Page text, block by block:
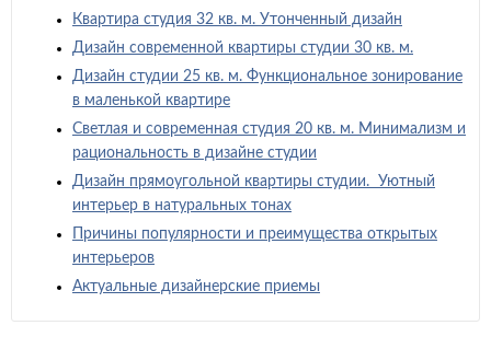
Квартира студия 32 кв. м. Утонченный дизайн
Дизайн современной квартиры студии 30 кв. м.
Дизайн студии 25 кв. м. Функциональное зонирование
в маленькой квартире
Светлая и современная студия 20 кв. м. Минимализм и
рациональность в дизайне студии
Дизайн прямоугольной квартиры студии. Уютный
интерьер в натуральных тонах
Причины популярности и преимущества открытых
интерьеров
Актуальные дизайнерские приемы